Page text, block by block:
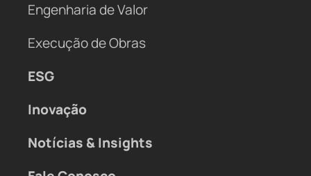
Engenharia de Valor
Execução de Obras
ESG
Inovação
Notícias & Insights